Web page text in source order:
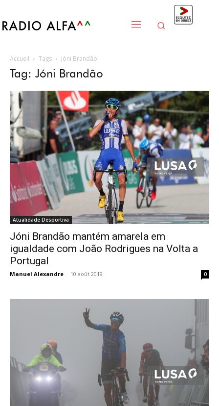
Accueil Tags Jóni Brandão
Tag: Jóni Brandão
Atualidade Desportiva
Jóni Brandão mantém amarela em
igualdade com João Rodrigues na Volta a
Portugal
Manuel Alexandre - 10 août 2019 0